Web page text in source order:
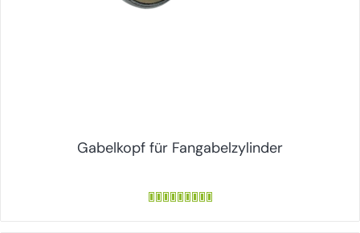
Gabelkopf für Fangabelzylinder